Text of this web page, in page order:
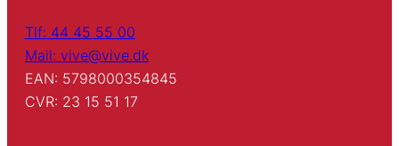
Tlf: 44 45 55 00
Mail: vive@vive.dk
EAN: 5798000354845
CVR: 23 15 51 17